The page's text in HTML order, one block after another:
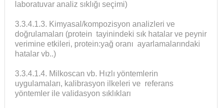
laboratuvar analiz sıklığı seçimi)
3.3.4.1.3. Kimyasal/kompozisyon analizleri ve
doğrulamaları (protein tayinindeki sık hatalar ve peynir
verimine etkileri, protein:yağ oranı ayarlamalarındaki
hatalar vb..)
3.3.4.1.4. Milkoscan vb. Hızlı yöntemlerin
uygulamaları, kalibrasyon ilkeleri ve referans
yöntemler ile validasyon sıklıkları